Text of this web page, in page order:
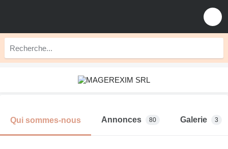
Qui sommes-nous Annonces 80 Galerie 3